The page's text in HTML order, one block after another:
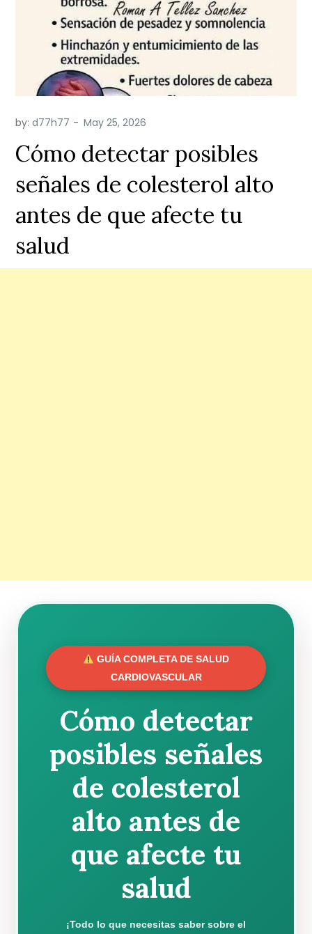
by:d77h77
Cómo detectar posibles
señales de colesterol alto
antes de que afecte tu
salud
GUÍA COMPLETA DE SALUD
CARDIOVASCULAR
Cómo detectar
posibles señales
de colesterol
alto antes de
que afecte tu
salud
¡Todo lo que necesitas saber sobre el